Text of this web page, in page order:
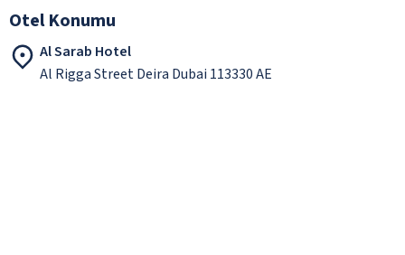
Otel Konumu
Al Sarab Hotel
Al Rigga Street Deira Dubai 113330 AE